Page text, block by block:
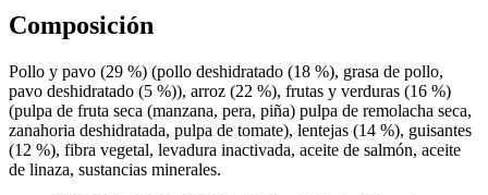
Composición
Pollo y pavo (29 %) (pollo deshidratado (18 %), grasa de pollo,
pavo deshidratado (5 %)), arroz (22 %), frutas y verduras (16 %)
(pulpa de fruta seca (manzana, pera, piña) pulpa de remolacha seca,
zanahoria deshidratada, pulpa de tomate), lentejas (14 %), guisantes
(12 %), fibra vegetal, levadura inactivada, aceite de salmón, aceite
de linaza, sustancias minerales.